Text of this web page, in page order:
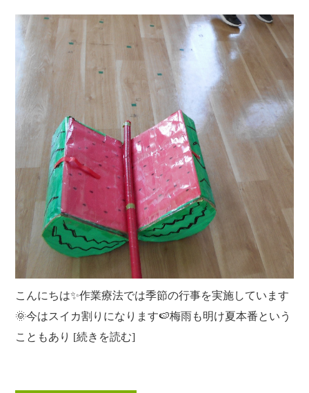
こんにちは✨作業療法では季節の行事を実施しています
🌞今はスイカ割りになります🍉梅雨も明け夏本番という
こともあり [続きを読む]